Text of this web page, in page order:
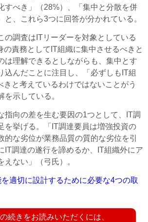
すべき」（28%）、「集中と分散を併
と、これら3つに回答が分かれている。
調査はITリーダーを対象としている
の責務としてIT組織に集中させるべきと
は理解できるとしながらも、集中とす
込んだことに注目し、「必ずしもIT組
きと考えているわけではないことがう
を示している。
向の差を生む要因の1つとして、IT調
を挙げる。「IT調達要員は増強投資の
的な劣位が業務品質の質的な劣位を引
IT調達の遂行を諦めるか、IT組織外にア
えない」（弓氏）。
適切に設計するために必要な4つの取
続きをお読みいただくには、